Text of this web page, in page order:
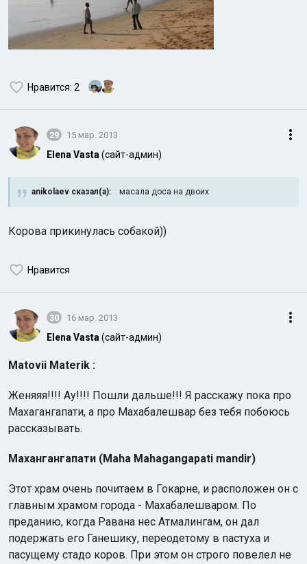
Нравится: 2
29 15 мар. 2013
Elena Vasta(сайт-админ)
anikolaev сказал(а): масала доса на двоих
Корова прикинулась собакой))
Нравится
30 16 мар. 2013
Elena Vasta(сайт-админ)
Matovii Materik :
Женяяя!!!! Ау!!!! Пошли дальше!!! Я расскажу пока про
Махагангапати, а про Махабалешвар без тебя побоюсь
рассказывать.
Махангангапати (Maha Mahagangapati mandir)
Этот храм очень почитаем в Гокарне, и расположен он с
главным храмом города - Махабалешваром. По
преданию, когда Равана нес Атмалингам, он дал
подержать его Ганешику, переодетому в пастуха и
пасущему стадо коров. При этом он строго повелел не